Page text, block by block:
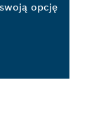
opcję